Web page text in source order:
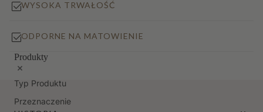
Produkty
Typ Produktu
Przeznaczenie
WYSOKA TRWAŁOŚĆ
ODPORNE NA MATOWIENIE